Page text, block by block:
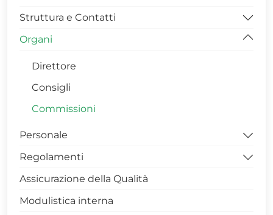
PIANTE EDIFICIO 2DA
PIANTE EDIFICIO 3A
PIANTE EDIFICIO 3B
Struttura e Contatti
UFFICIO DIDATTICA
UFFICIO RICERCA
UFFICIO AMMINISTRAZIONE E CONTABILITA’
Segreteria di Direzione
Organi
Direttore
Consigli
Commissioni
Personale
Docente
Tecnico-Amministrativo
Dottorandi
Regolamenti
Funzionamento
Didattica
Assicurazione della Qualità
Modulistica interna